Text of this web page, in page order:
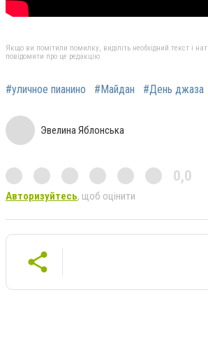
Якщо ви помітили помилку, виділіть необхідний текст і
повідомити про це редакцію
#уличное пианино #Майдан #День джаза
Эвелина Яблонська
0,0
Авторизуйтесь, щоб оцінити